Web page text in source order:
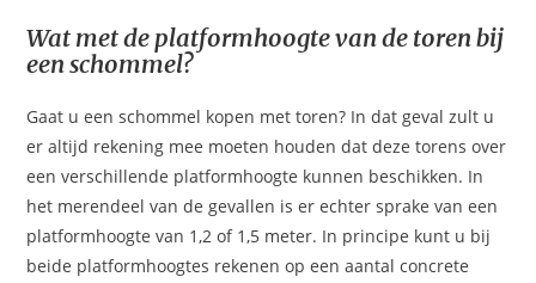
Wat met de platformhoogte van de toren bij
een schommel?
Gaat u een schommel kopen met toren? In dat geval zult u
er altijd rekening mee moeten houden dat deze torens over
een verschillende platformhoogte kunnen beschikken. In
het merendeel van de gevallen is er echter sprake van een
platformhoogte van 1,2 of 1,5 meter. In principe kunt u bij
beide platformhoogtes rekenen op een aantal concrete